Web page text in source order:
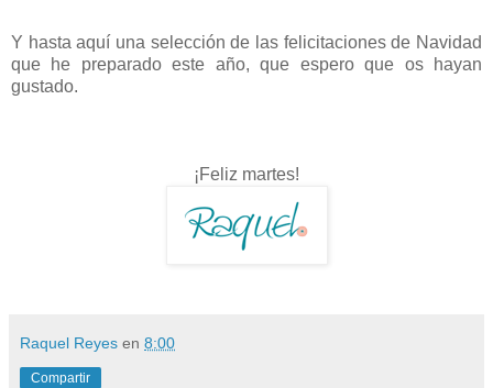
Y hasta aquí una selección de las felicitaciones de Navidad
que he preparado este año, que espero que os hayan
gustado.
¡Feliz martes!
Raquel Reyes en 8:00
Compartir